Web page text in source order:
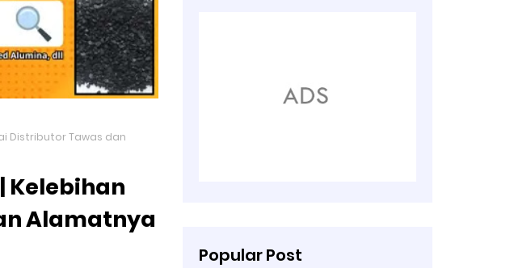
Distributor Tawas dan
Kelebihan
Alamatnya
Popular Post